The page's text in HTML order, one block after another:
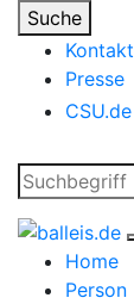
Suche
Kontakt
Presse
CSU.de
Home
Person